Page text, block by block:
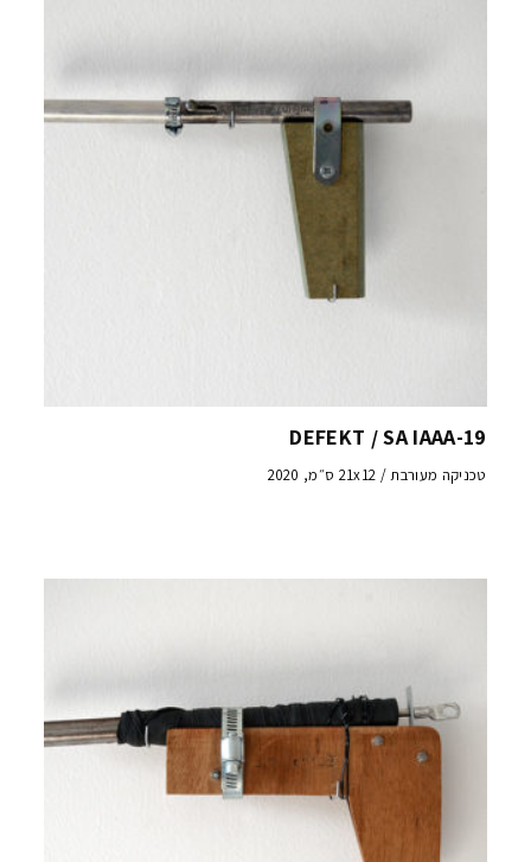
DEFEKT / SA IAAA-19
טכניקה מעורבת / 21x12 ס״מ, 2020